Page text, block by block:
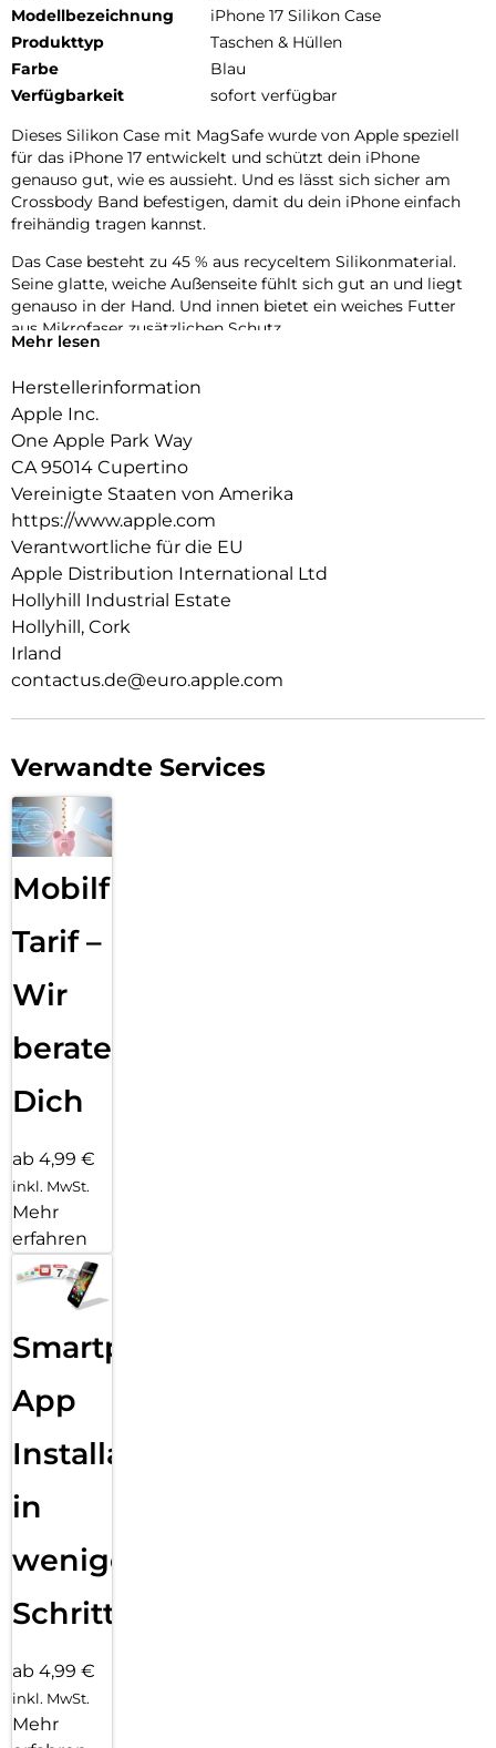
Modellbezeichnung
iPhone 17 Silikon Case
Produkttyp
Taschen & Hüllen
Farbe
Blau
Verfügbarkeit
sofort verfügbar
Dieses Silikon Case mit MagSafe wurde von Apple speziell
für das iPhone 17 entwickelt und schützt dein iPhone
genauso gut, wie es aussieht. Und es lässt sich sicher am
Crossbody Band befestigen, damit du dein iPhone einfach
freihändig tragen kannst.
Das Case besteht zu 45 % aus recyceltem Silikon­material.
Seine glatte, weiche Außenseite fühlt sich gut an und liegt
genauso in der Hand. Und innen bietet ein weiches Futter
aus Mikrofaser zusätzlichen Schutz.
Es kommt mit Saphirglas mit einer leitenden Schicht, die die
Bewegungen deines Fingers zur Kamerasteuerung
überträgt.
Mit integrierten Magneten, die sich perfekt am iPhone 17
ausrichten, hält das Case ganz einfach und sorgt für
schnelleres kabel­loses Laden. Lass dein iPhone beim Laden
einfach im Case und docke dein MagSafe Ladegerät an oder
leg es auf dein Qi2 25W oder Qi zertifiziertes Ladegerät.
Wie jedes von Apple entwickelte Case durchläuft es im Laufe
des Design‑ und Fertigungs­prozesses Tausende von
Teststunden. Deshalb sieht es nicht nur großartig aus,
sondern ist auch dafür gemacht, dein iPhone vor Kratzern
und bei Stürzen zu schützen.
Mehr lesen
Herstellerinformation
Apple Inc.
One Apple Park Way
CA 95014 Cupertino
Vereinigte Staaten von Amerika
https://www.apple.com
Verantwortliche für die EU
Apple Distribution International Ltd
Hollyhill Industrial Estate
Hollyhill, Cork
Irland
contactus.de@euro.apple.com
Verwandte Services
Mobilfunk
Tarif –
Wir
beraten
Dich
ab 4,99 €
inkl. MwSt.
Mehr
erfahren
Smartphone
App
Installation
in
wenigen
Schritten
ab 4,99 €
inkl. MwSt.
Mehr